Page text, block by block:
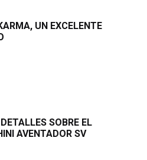
UN EXCELENTE
SOBRE EL
AVENTADOR SV